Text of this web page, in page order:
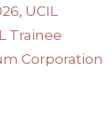
, UCIL
Trainee
Corporation